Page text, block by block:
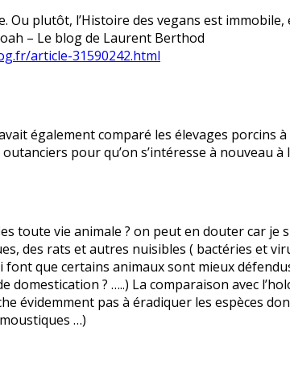
Ou plutôt, l’Histoire des vegans est
– Le blog de Laurent Berthod
article-31590242.html
également comparé les élevages porcins
pour qu’on s’intéresse à nouveau à
toute vie animale ? on peut en douter car je
des rats et autres nuisibles ( bactéries et
que certains animaux sont mieux
domestication ? …..) La comparaison avec
évidemment pas à éradiquer les espèces
…)